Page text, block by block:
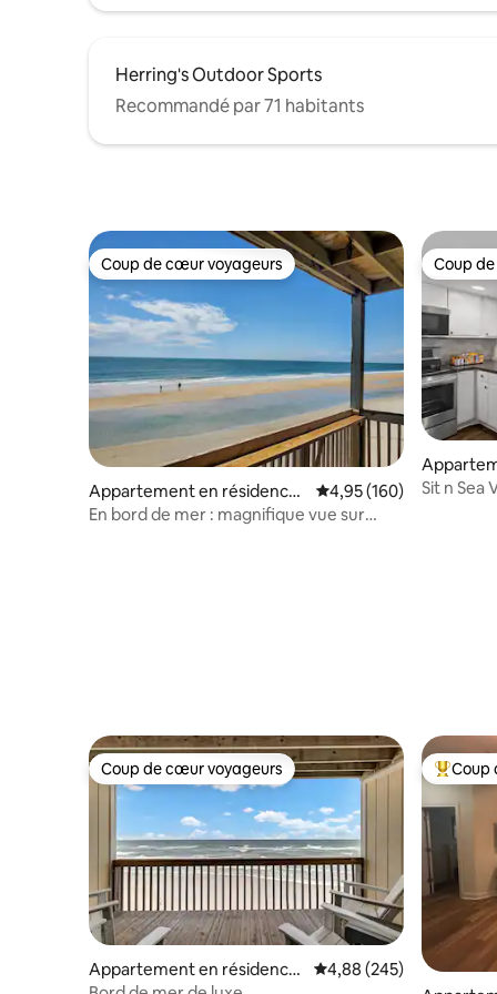
Herring's Outdoor Sports
Recommandé par 71 habitants
Coup de cœur voyageurs
Coup de cœur voyageurs
Appartement en résidence ⋅
North Topsail Beach
Évaluation moyenne
4,95 (160)
En bord de mer : magnifique vue sur
Coup
Coup
⋅ Surf City
Sit n Sea
Coup de cœur voyageurs
Coup de cœur voyageurs
Appartement en résidence
Évaluation moyenne
4,88 (245)
Coups
Coup